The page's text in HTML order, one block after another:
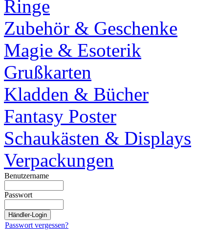
Ringe
Zubehör & Geschenke
Magie & Esoterik
Grußkarten
Kladden & Bücher
Fantasy Poster
Schaukästen & Displays
Verpackungen
Benutzername
Passwort
Passwort vergessen?